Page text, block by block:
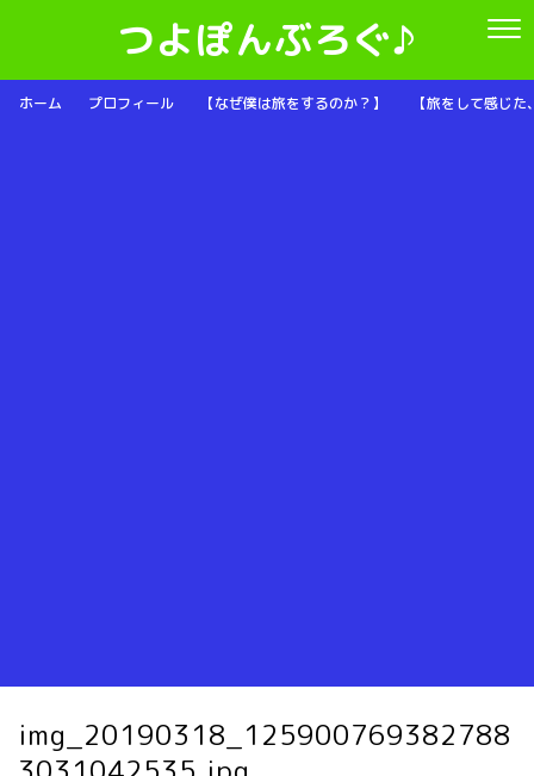
つよぽんぶろぐ♪
ホーム プロフィール 【なぜ僕は旅をするのか？】 【旅をして感じ
img_20190318_125900769382788